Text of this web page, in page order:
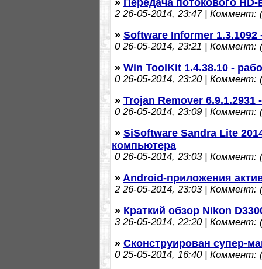
226-05-2014, 23:47 | Коммент:
» Software Informer
026-05-2014, 23:21 | Коммент:
» Win ToolKit 1.4.38.10 -
026-05-2014, 23:20 | Коммент:
» Trojan Remover 6.9.1.2931
026-05-2014, 23:09 | Коммент:
» SiSoftware Sandra Lite
компьютера
026-05-2014, 23:03 | Коммент:
» Android-приложения
226-05-2014, 23:03 | Коммент:
» Краткий обзор Nikon
326-05-2014, 22:20 | Коммент:
» Сконструирован супер-
025-05-2014, 16:40 | Коммент: